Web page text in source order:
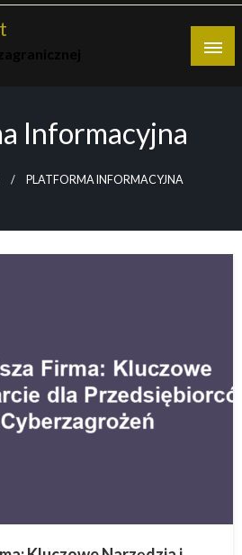
Informacyjna
PLATFORMA INFORMACYJNA